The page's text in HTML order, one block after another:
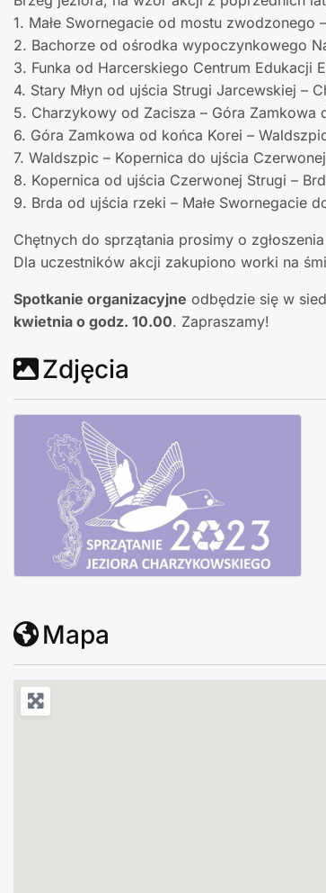
1. Małe Swornegacie od mostu
2. Bachorze od ośrodka wypoczynkowego
3. Funka od Harcerskiego Centrum Edukacji
4. Stary Młyn od ujścia Strugi Jarcewskiej –
5. Charzykowy od Zacisza – Góra Zamkowa
6. Góra Zamkowa od końca Korei –
7. Waldszpic – Kopernica do ujścia
8. Kopernica od ujścia Czerwonej Strugi –
9. Brda od ujścia rzeki – Małe Swornegacie
Chętnych do sprzątania prosimy o
Dla uczestników akcji zakupiono worki na
Spotkanie organizacyjne odbędzie się w
kwietnia o godz. 10.00. Zapraszamy!
Zdjęcia
Sprzątanie Jeziora Charzykowskiego 2023
Mapa